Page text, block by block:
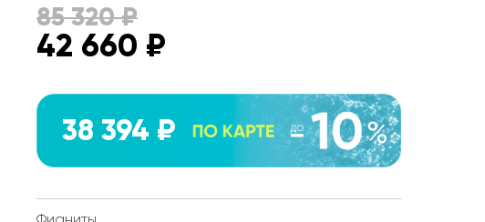
85 320₽
42 660 ₽
38 394 ₽